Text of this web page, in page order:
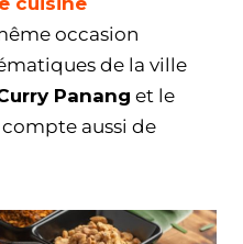
occasion
de la ville
Panang et le
compte aussi de